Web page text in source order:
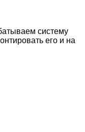
систему
его и на